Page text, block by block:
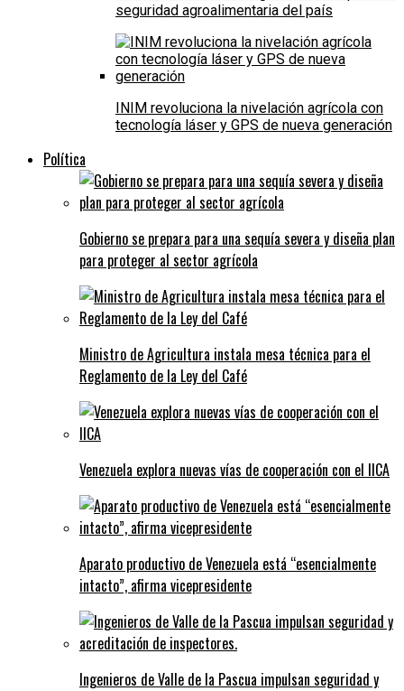
seguridad agroalimentaria del país
INIM revoluciona la nivelación agrícola con
tecnología láser y GPS de nueva generación
Política
Gobierno se prepara para una sequía severa y diseña plan
para proteger al sector agrícola
Ministro de Agricultura instala mesa técnica para el
Reglamento de la Ley del Café
Venezuela explora nuevas vías de cooperación con el IICA
Aparato productivo de Venezuela está “esencialmente
intacto”, afirma vicepresidente
Ingenieros de Valle de la Pascua impulsan seguridad y